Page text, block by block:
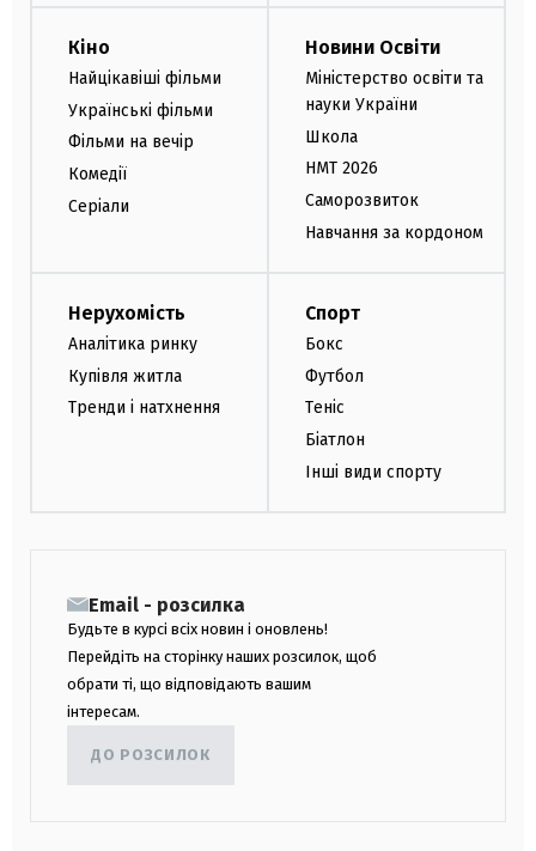
Кіно
Найцікавіші фільми
Українські фільми
Фільми на вечір
Комедії
Серіали
Новини Освіти
Міністерство освіти та
науки України
Школа
НМТ 2026
Саморозвиток
Навчання за кордоном
Нерухомість
Аналітика ринку
Купівля житла
Тренди і натхнення
Спорт
Бокс
Футбол
Теніс
Біатлон
Інші види спорту
Email - розсилка
Будьте в курсі всіх новин і оновлень!
Перейдіть на сторінку наших розсилок, щоб
обрати ті, що відповідають вашим
інтересам.
ДО РОЗСИЛОК